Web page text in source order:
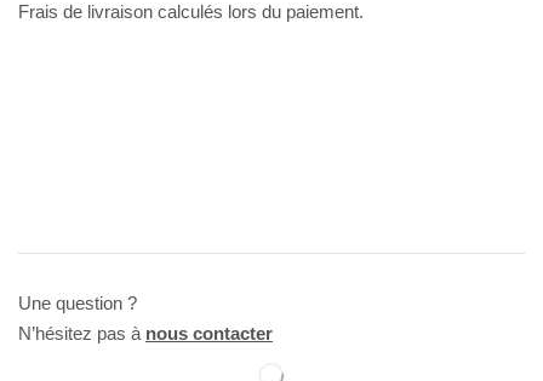
Frais de livraison calculés lors du paiement.
Une question ?
N’hésitez pas à nous contacter